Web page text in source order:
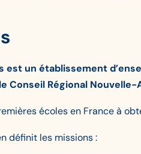
est un établissement
Conseil Régional Nouvelle-
écoles en France à
définit les missions :